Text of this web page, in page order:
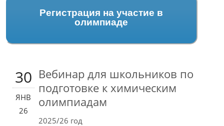
Регистрация на участие в
олимпиаде
30
ЯНВ
26
Вебинар для школьников по
подготовке к химическим
олимпиадам
2025/26 год